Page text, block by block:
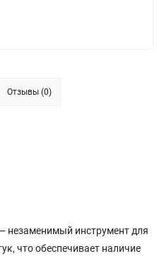
Отзывы (0)
незаменимый инструмент для
что обеспечивает наличие